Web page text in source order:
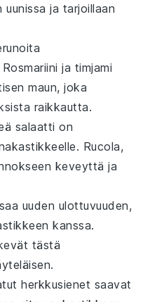
ja tarjoillaan
Rosmariini ja timjami
maun, joka
raikkautta.
salaatti on
Rucola,
keveyttä ja
saa uuden ulottuvuuden,
kanssa.
tästä
herkkusienet saavat